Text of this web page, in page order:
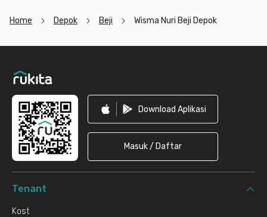
Home Depok Beji Wisma Nuri Beji Depok
Download Aplikasi
Masuk / Daftar
Tenant
Kost